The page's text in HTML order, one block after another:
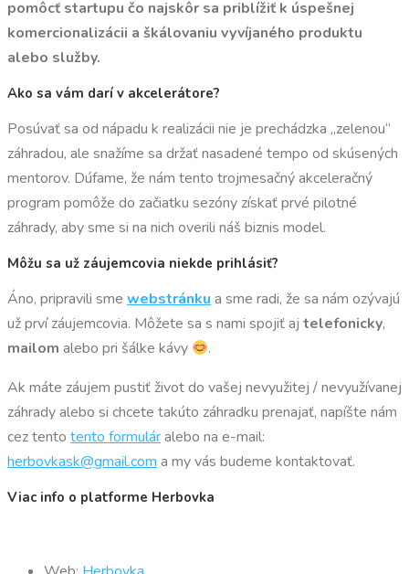
pomôcť startupu čo najskôr sa priblížiť k úspešnej
komercionalizácii a škálovaniu vyvíjaného produktu
alebo služby.
Ako sa vám darí v akcelerátore?
Posúvať sa od nápadu k realizácii nie je prechádzka „zelenou“
záhradou, ale snažíme sa držať nasadené tempo od skúsených
mentorov. Dúfame, že nám tento trojmesačný akceleračný
program pomôže do začiatku sezóny získať prvé pilotné
záhrady, aby sme si na nich overili náš biznis model.
Môžu sa už záujemcovia niekde prihlásiť?
Áno, pripravili sme webstránku a sme radi, že sa nám ozývajú
už prví záujemcovia. Môžete sa s nami spojiť aj telefonicky,
mailom alebo pri šálke kávy
.
Ak máte záujem pustiť život do vašej nevyužitej / nevyužívanej
záhrady alebo si chcete takúto záhradku prenajať, napíšte nám
cez tento tento formuláralebo na e-mail:
herbovkask@gmail.com a my vás budeme kontaktovať.
Viac info o platforme Herbovka